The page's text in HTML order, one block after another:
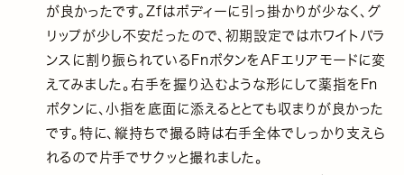
が良かったです。Zfはボディーに引っ掛かりが少なく、グ
リップが少し不安だったので、初期設定ではホワイトバラ
ンスに割り振られているFnボタンをAFエリアモードに変
えてみました。右手を握り込むような形にして薬指をFn
ボタンに、小指を底面に添えるととても収まりが良かった
です。特に、縦持ちで撮る時は右手全体でしっかり支えら
れるので片手でサクッと撮れました。